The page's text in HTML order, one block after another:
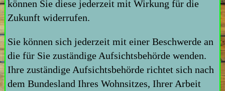
können Sie diese jederzeit mit Wirkung für die
Zukunft widerrufen.
Sie können sich jederzeit mit einer Beschwerde an
die für Sie zuständige Aufsichtsbehörde wenden.
Ihre zuständige Aufsichtsbehörde richtet sich nach
dem Bundesland Ihres Wohnsitzes, Ihrer Arbeit